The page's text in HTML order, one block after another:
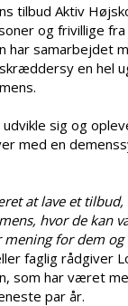
tilbud Aktiv
og frivillige fra
har samarbejdet
en hel
udvikle sig og
med en
at lave et
hvor de kan
mening for dem
faglig rådgiver
som har været
par år.